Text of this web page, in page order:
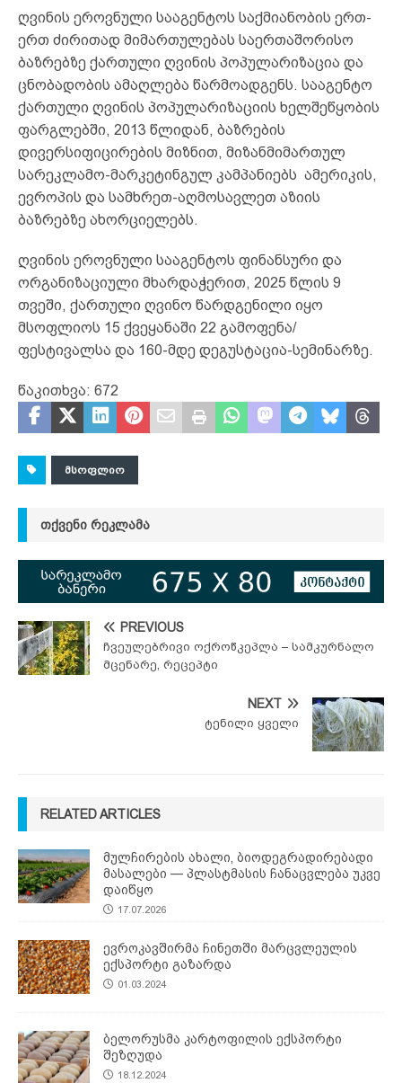
ღვინის ეროვნული სააგენტოს საქმიანობის ერთ-
ერთ ძირითად მიმართულებას საერთაშორისო
ბაზრებზე ქართული ღვინის პოპულარიზაცია და
ცნობადობის ამაღლება წარმოადგენს. სააგენტო
ქართული ღვინის პოპულარიზაციის ხელშეწყობის
ფარგლებში, 2013 წლიდან, ბაზრების
დივერსიფიცირების მიზნით, მიზანმიმართულ
სარეკლამო-მარკეტინგულ კამპანიებს ამერიკის,
ევროპის და სამხრეთ-აღმოსავლეთ აზიის
ბაზრებზე ახორციელებს.
ღვინის ეროვნული სააგენტოს ფინანსური და
ორგანიზაციული მხარდაჭერით, 2025 წლის 9
თვეში, ქართული ღვინო წარდგენილი იყო
მსოფლიოს 15 ქვეყანაში 22 გამოფენა/
ფესტივალსა და 160-მდე დეგუსტაცია-სემინარზე.
წაკითხვა: 672
ᲛᲡᲝᲤᲚᲘᲝ
ᲗᲥᲕᲔᲜᲘ ᲠᲔᲙᲚᲐᲛᲐ
PREVIOUS
ჩვეულებრივი ოქროწკეპლა – სამკურნალო
მცენარე, რეცეპტი
NEXT
ტენილი ყველი
RELATED ARTICLES
მულჩირების ახალი, ბიოდეგრადირებადი
მასალები — პლასტმასის ჩანაცვლება უკვე
დაიწყო
17.07.2026
ევროკავშირმა ჩინეთში მარცვლეულის
ექსპორტი გაზარდა
01.03.2024
ბელორუსმა კარტოფილის ექსპორტი
შეზღუდა
18.12.2024